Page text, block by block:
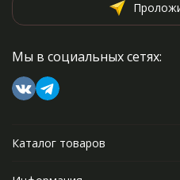
Мы в социальных сетях:
Каталог товаров